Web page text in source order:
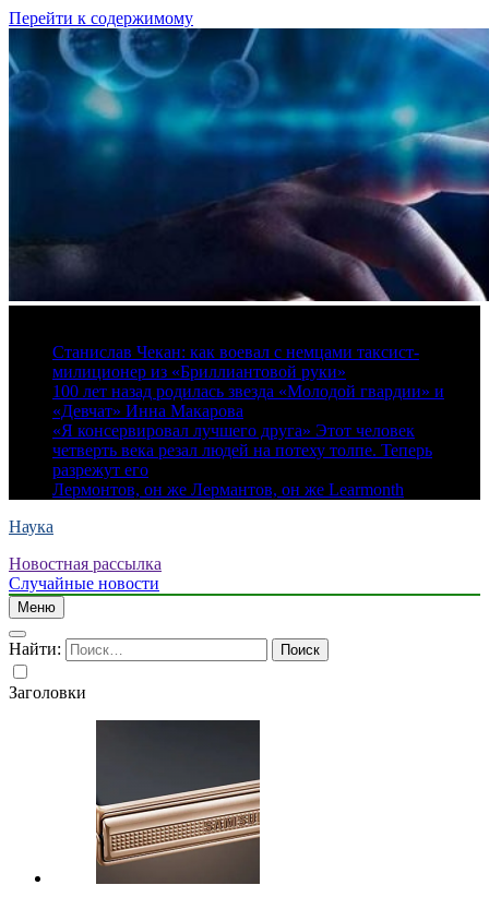
Перейти к содержимому
Станислав Чекан: как воевал с немцами таксист-
милиционер из «Бриллиантовой руки»
100 лет назад родилась звезда «Молодой гвардии» и
«Девчат» Инна Макарова
«Я консервировал лучшего друга» Этот человек
четверть века резал людей на потеху толпе. Теперь
разрежут его
Лермонтов, он же Лермантов, он же Learmonth
Наука
Новостная рассылка
Случайные новости
Меню
Найти:
Заголовки